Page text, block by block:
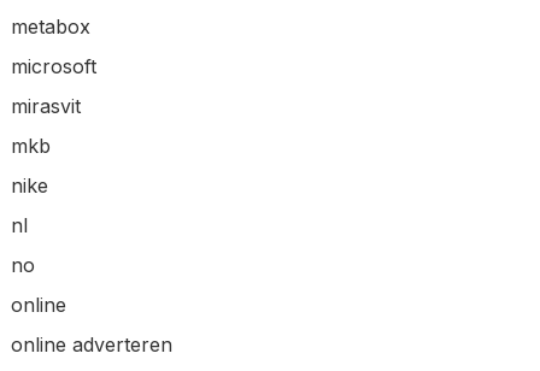
metabox
microsoft
mirasvit
mkb
nike
nl
no
online
online adverteren